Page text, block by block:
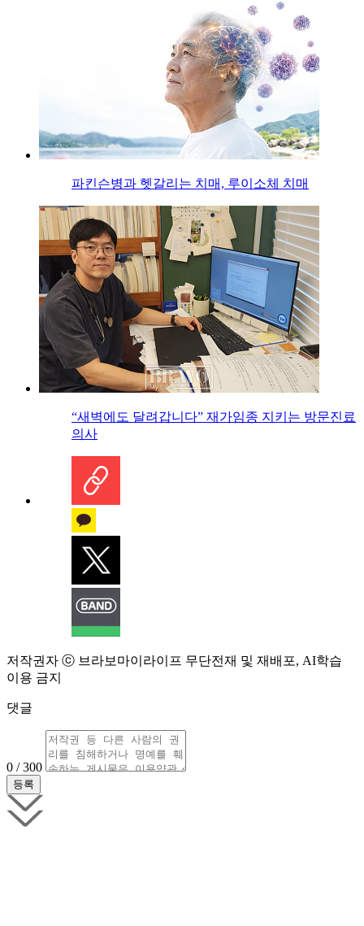
파킨슨병과 헷갈리는 치매, 루이소체 치매
“새벽에도 달려갑니다” 재가임종 지키는 방문진료
의사
저작권자 ⓒ 브라보마이라이프 무단전재 및 재배포, AI학습
이용 금지
댓글
0 / 300